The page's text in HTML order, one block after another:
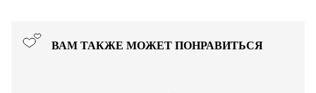
ВАМ ТАКЖЕ МОЖЕТ ПОНРАВИТЬСЯ